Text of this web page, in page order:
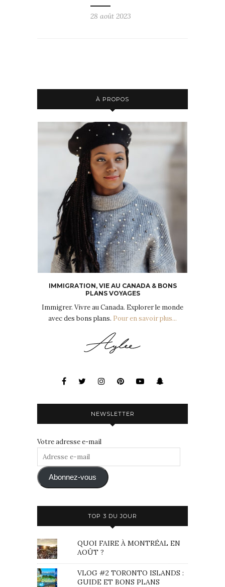
28 août 2023
À PROPOS
IMMIGRATION, VIE AU CANADA & BONS
PLANS VOYAGES
Immigrer. Vivre au Canada. Explorer le monde
avec des bons plans. Pour en savoir plus...
NEWSLETTER
Votre adresse e-mail
Adresse
mail Abonnez-vous
TOP 3 DU JOUR
QUOI FAIRE À MONTRÉAL EN
AOÛT ?
VLOG #2 TORONTO ISLANDS :
GUIDE ET BONS PLANS